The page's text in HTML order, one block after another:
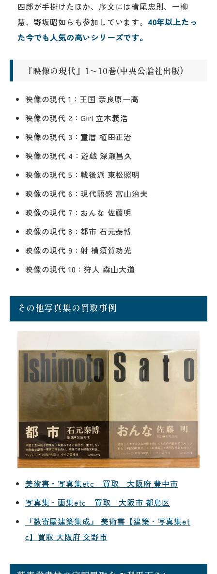
四郎が手掛けたほか、序文には横尾忠則、一柳
慧、野坂昭如らも参加しています。 40年以上たっ
た今でも人気の高いシリーズです。
『映像の現代』1～10巻(中央公論社出版)
映像の現代 1：王国 奈良原一高
映像の現代 2：Girl 立木義浩
映像の現代 3：童暦 植田正治
映像の現代 4：遊戯 深瀬昌久
映像の現代 5：戦後派 東松照明
映像の現代 6：現代語感 富山治夫
映像の現代 7：おんな 佐藤明
映像の現代 8：都市 石元泰博
映像の現代 9：射 横須賀功光
映像の現代 10：狩人 森山大道
その他写真集の買取事例
美術書・写真集etc 買取 大阪府 豊中市
写真集・画集etc 買取 大阪市 都島区
『数寄屋建築集成』 美術書【建築・写真集et
c】買取 大阪府 交野市